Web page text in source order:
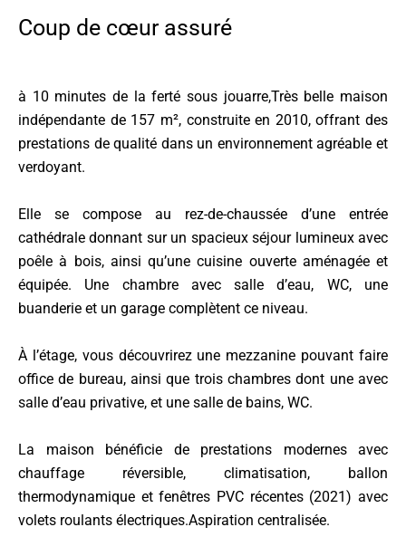
Coup de cœur assuré
à 10 minutes de la ferté sous jouarre,Très belle maison
indépendante de 157 m², construite en 2010, offrant des
prestations de qualité dans un environnement agréable et
verdoyant.
Elle se compose au rez-de-chaussée d’une entrée
cathédrale donnant sur un spacieux séjour lumineux avec
poêle à bois, ainsi qu’une cuisine ouverte aménagée et
équipée. Une chambre avec salle d’eau, WC, une
buanderie et un garage complètent ce niveau.
À l’étage, vous découvrirez une mezzanine pouvant faire
office de bureau, ainsi que trois chambres dont une avec
salle d’eau privative, et une salle de bains, WC.
La maison bénéficie de prestations modernes avec
chauffage réversible, climatisation, ballon
thermodynamique et fenêtres PVC récentes (2021) avec
volets roulants électriques.Aspiration centralisée.